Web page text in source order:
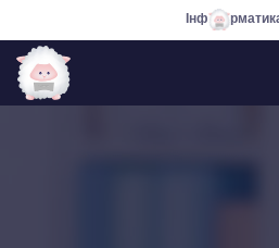
Інф